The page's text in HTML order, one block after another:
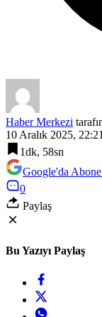
Haber Merkezi
10 Aralık 2025, 22:21
1dk, 58sn
Google'da
0
Paylaş
Bu Yazıyı Paylaş